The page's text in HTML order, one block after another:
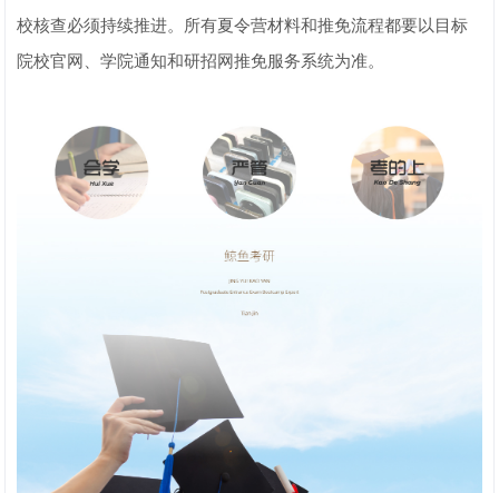
校核查必须持续推进。所有夏令营材料和推免流程都要以目标
院校官网、学院通知和研招网推免服务系统为准。